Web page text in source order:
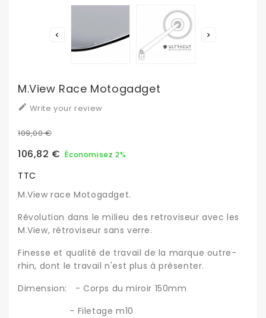
 
M.View Race Motogadget
 Write your review
109,00 €
106,82 € Économisez 2%
TTC
M.View race Motogadget.
Révolution dans le milieu des retroviseur avec les
M.View, rétroviseur sans verre.
Finesse et qualité de travail de la marque outre-
rhin, dont le travail n'est plus à présenter.
Dimension: - Corps du miroir 150mm
- Filetage m10